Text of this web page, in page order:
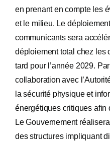
en prenant en compte les
et le milieu. Le
communicants sera
déploiement total chez les
tard pour l’année 2029.
collaboration avec
la sécurité physique et
énergétiques critiques afin
Le Gouvernement
des structures impliquant